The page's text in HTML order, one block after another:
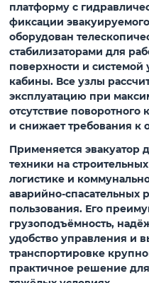
платформу с
фиксации
оборудован
стабилизаторами для
поверхности и
кабины. Все узлы
эксплуатацию при
отсутствие
и снижает требования к
Применяется эвакуатор
техники на
логистике и
аварийно-спасательных
пользования. Его
грузоподъёмность,
удобство управления и
транспортировке
практичное решение